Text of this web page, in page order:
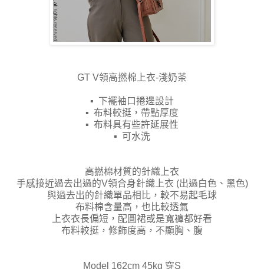
GT V領高撚棉上衣-淺奶茶
▪ 下襬袖口捲邊設計
▪ 布料較挺，帶點厚度
▪ 布料具有些許延展性
▪ 可水洗
高撚棉材質的針織上衣
手感接近過去出過的V領合身針織上衣 (出過白色、黑色)
與過去出的針織單品相比，較不易起毛球
布料棉含量高，也比較透氣
上衣衣長偏短，配圓裙或是寬褲都好看
布料較挺，修飾度高，不顯胸、腹
Model 162cm 45kg 穿S